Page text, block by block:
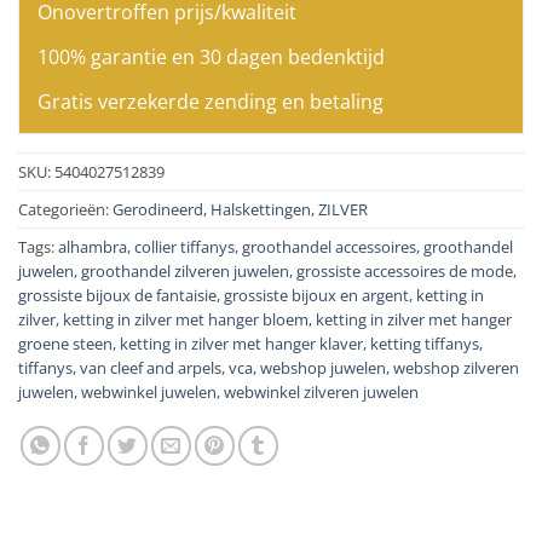
Onovertroffen prijs/kwaliteit
100% garantie en 30 dagen bedenktijd
Gratis verzekerde zending en betaling
SKU: 5404027512839
Categorieën:Gerodineerd, Halskettingen,ZILVER
Tags:alhambra,collier tiffanys,groothandel accessoires,groothandel
juwelen,groothandel zilveren juwelen,grossiste accessoires de mode,
grossiste bijoux de fantaisie,grossiste bijoux en argent, ketting in
zilver, ketting in zilver met hanger bloem, ketting in zilver met hanger
groene steen, ketting in zilver met hanger klaver, ketting tiffanys,
tiffanys,van cleef and arpels,vca,webshop juwelen,webshop zilveren
juwelen,webwinkel juwelen,webwinkel zilveren juwelen